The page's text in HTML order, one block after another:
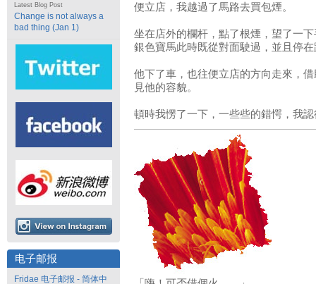
Latest Blog Post
Change is not always a
bad thing (Jan 1)
电子邮报
Fridae 电子邮报 - 简体中
便立店，我越過了馬路去買包煙。
坐在店外的欄杆，點了根煙，望了一
銀色寶馬此時既從對面駛過，並且停
他下了車，也往便立店的方向走來，
見他的容貌。
頓時我愣了一下，一些些的錯愕，我